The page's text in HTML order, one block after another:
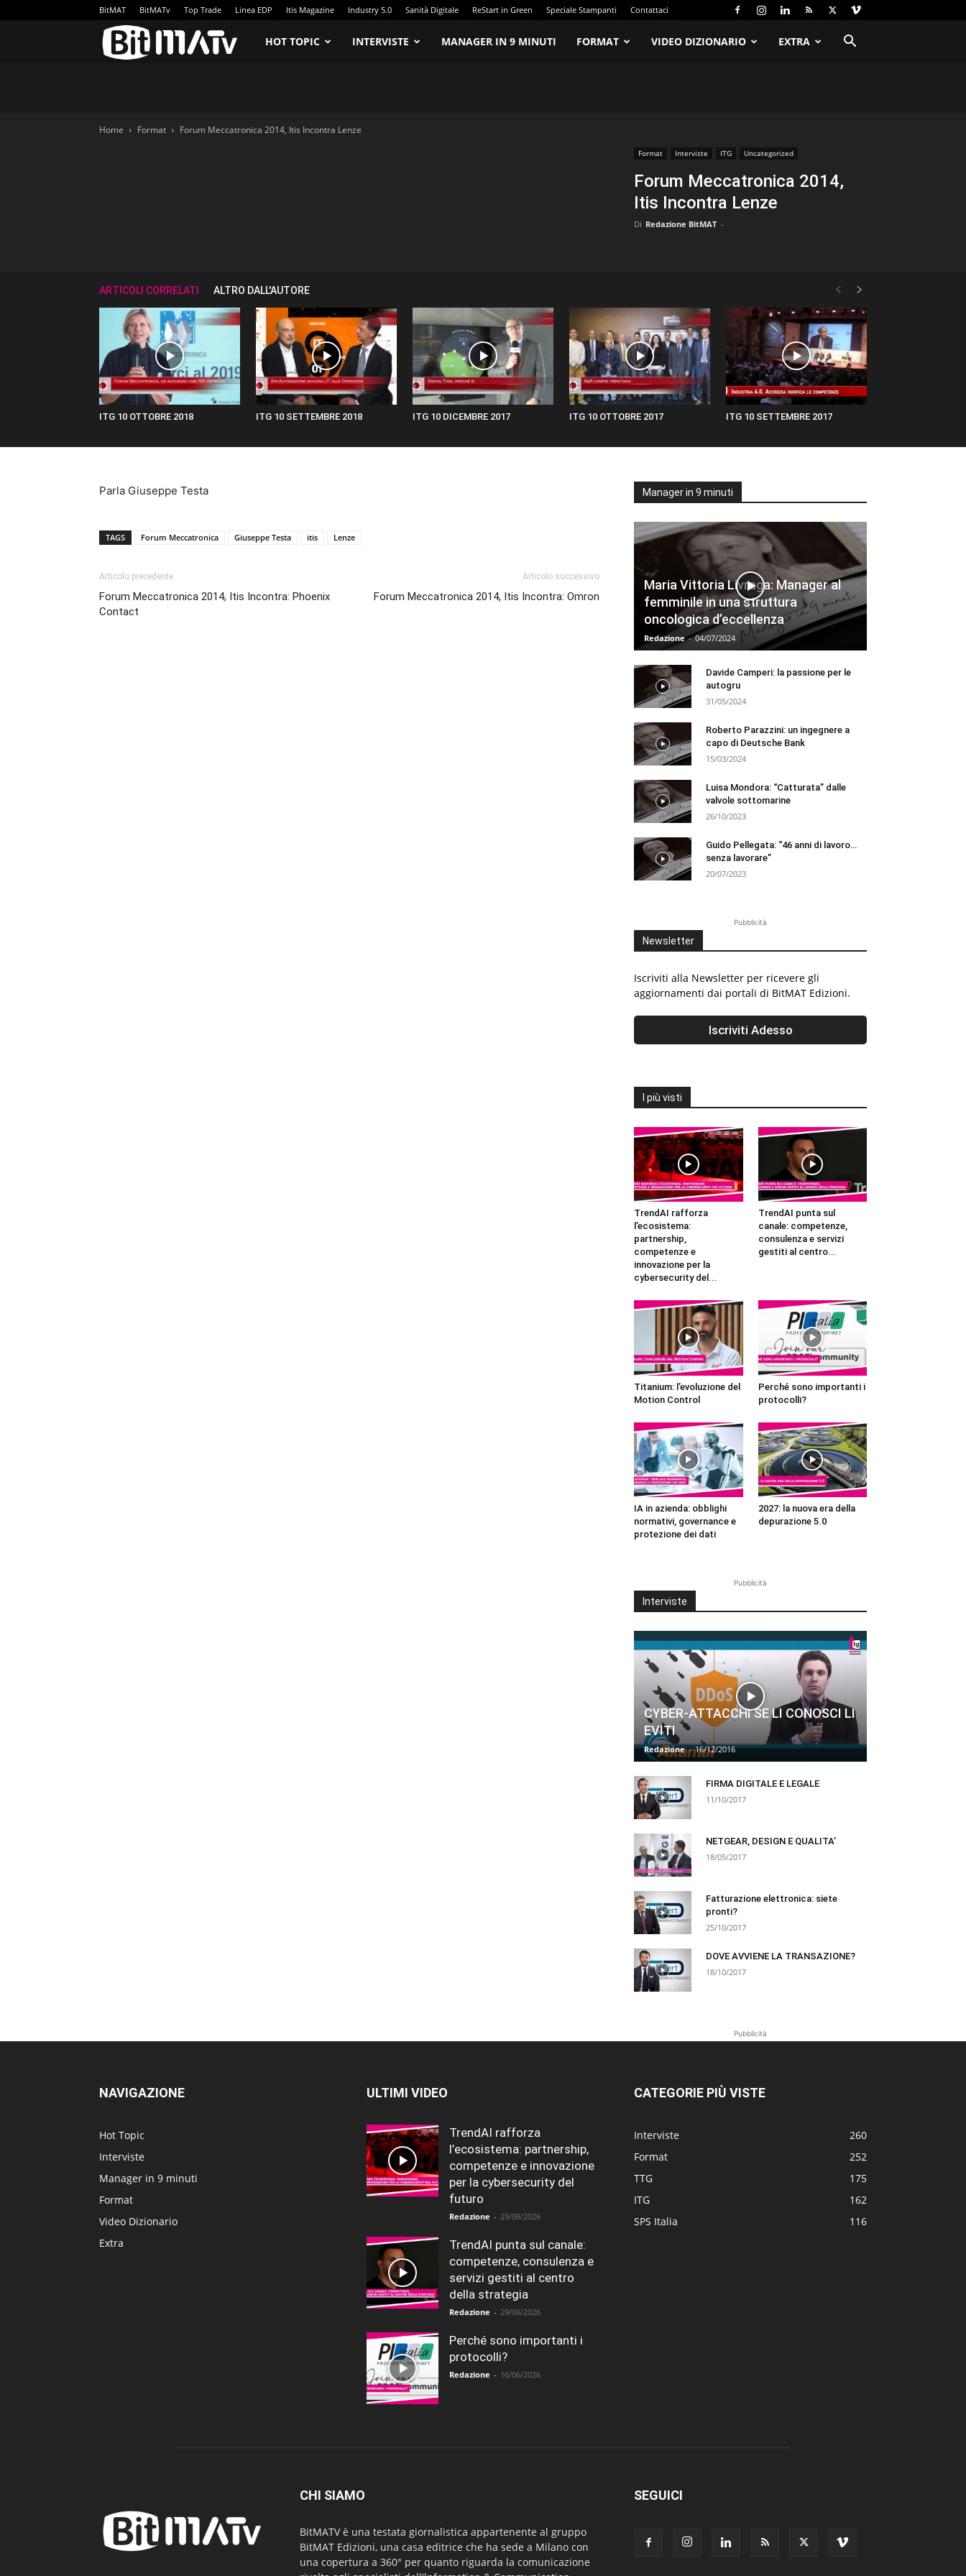
BitMAT BitMATv Top Trade Linea EDP Itis Magazine Industry 5.0 Sanità Digitale ReStart in Green Speciale Stampanti Contattaci
BitMATv
HOT TOPIC INTERVISTE MANAGER IN 9 MINUTI FORMAT VIDEO DIZIONARIO EXTRA
Home Format Forum Meccatronica 2014, Itis Incontra Lenze
Format Interviste ITG Uncategorized
Forum Meccatronica 2014,
Itis Incontra Lenze
Di Redazione BitMAT -
ARTICOLI CORRELATI ALTRO DALL'AUTORE
ITG 10 OTTOBRE 2018 ITG 10 SETTEMBRE 2018 ITG 10 DICEMBRE 2017 ITG 10 OTTOBRE 2017 ITG 10 SETTEMBRE 2017
Parla Giuseppe Testa
TAGS Forum Meccatronica Giuseppe Testa itis Lenze
Articolo precedente
Forum Meccatronica 2014, Itis Incontra: Phoenix
Contact
Articolo successivo
Forum Meccatronica 2014, Itis Incontra: Omron
Manager in 9 minuti
Maria Vittoria Livraga: Manager al
femminile in una struttura
oncologica d’eccellenza
Redazione - 04/07/2024
Davide Camperi: la passione per le
autogru
31/05/2024
Roberto Parazzini: un ingegnere a
capo di Deutsche Bank
15/03/2024
Luisa Mondora: “Catturata” dalle
valvole sottomarine
26/10/2023
Guido Pellegata: “46 anni di lavoro…
senza lavorare”
20/07/2023
Pubblicità
Newsletter
Iscriviti alla Newsletter per ricevere gli
aggiornamenti dai portali di BitMAT Edizioni.
I più visti
TrendAI rafforza
l’ecosistema:
partnership,
competenze e
innovazione per la
cybersecurity del...
TrendAI punta sul
canale: competenze,
consulenza e servizi
gestiti al centro...
Titanium: l’evoluzione del
Motion Control
Perché sono importanti i
protocolli?
IA in azienda: obblighi
normativi, governance e
protezione dei dati
2027: la nuova era della
depurazione 5.0
Pubblicità
Interviste
CYBER-ATTACCHI SE LI CONOSCI LI
EVITI
Redazione - 16/12/2016
FIRMA DIGITALE E LEGALE
11/10/2017
NETGEAR, DESIGN E QUALITA’
18/05/2017
Fatturazione elettronica: siete
pronti?
25/10/2017
DOVE AVVIENE LA TRANSAZIONE?
18/10/2017
Pubblicità
NAVIGAZIONE
Hot Topic
Interviste
Manager in 9 minuti
Format
Video Dizionario
Extra
ULTIMI VIDEO
TrendAI rafforza
l’ecosistema: partnership,
competenze e innovazione
per la cybersecurity del
futuro
Redazione - 29/06/2026
TrendAI punta sul canale:
competenze, consulenza e
servizi gestiti al centro
della strategia
Redazione - 29/06/2026
Perché sono importanti i
protocolli?
Redazione - 16/06/2026
CATEGORIE PIÙ VISTE
Interviste
260
Format
252
TTG
175
ITG
162
SPS Italia
116
CHI SIAMO
BitMATV è una testata giornalistica appartenente al gruppo
BitMAT Edizioni, una casa editrice che ha sede a Milano con
una copertura a 360° per quanto riguarda la comunicazione
SEGUICI